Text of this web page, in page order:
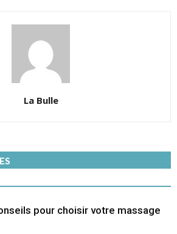
La Bulle
pour choisir votre massage